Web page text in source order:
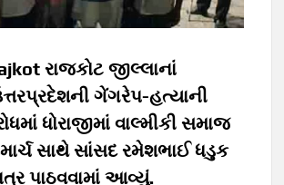
રાજકોટ જીલ્લાનાં
ગેંગરેપ-હત્યાની
ધોરાજીમાં વાલ્મીકી સમાજ
સાથે સાંસદ રમેશભાઈ ધડુક
પાઠવવામાં આવ્યું.